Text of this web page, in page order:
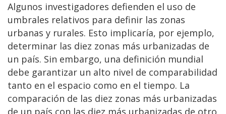
Algunos investigadores defienden el uso de
umbrales relativos para definir las zonas
urbanas y rurales. Esto implicaría, por ejemplo,
determinar las diez zonas más urbanizadas de
un país. Sin embargo, una definición mundial
debe garantizar un alto nivel de comparabilidad
tanto en el espacio como en el tiempo. La
comparación de las diez zonas más urbanizadas
de un país con las diez más urbanizadas de otro